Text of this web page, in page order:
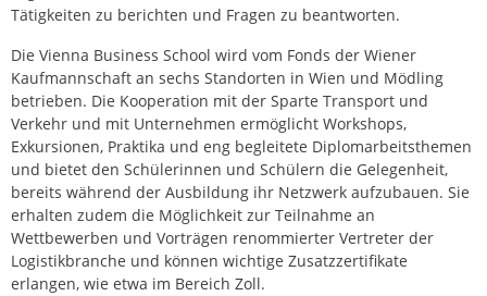
Tätigkeiten zu berichten und Fragen zu beantworten.
Die Vienna Business School wird vom Fonds der Wiener
Kaufmannschaft an sechs Standorten in Wien und Mödling
betrieben. Die Kooperation mit der Sparte Transport und
Verkehr und mit Unternehmen ermöglicht Workshops,
Exkursionen, Praktika und eng begleitete Diplomarbeitsthemen
und bietet den Schülerinnen und Schülern die Gelegenheit,
bereits während der Ausbildung ihr Netzwerk aufzubauen. Sie
erhalten zudem die Möglichkeit zur Teilnahme an
Wettbewerben und Vorträgen renommierter Vertreter der
Logistikbranche und können wichtige Zusatzzertifikate
erlangen, wie etwa im Bereich Zoll.